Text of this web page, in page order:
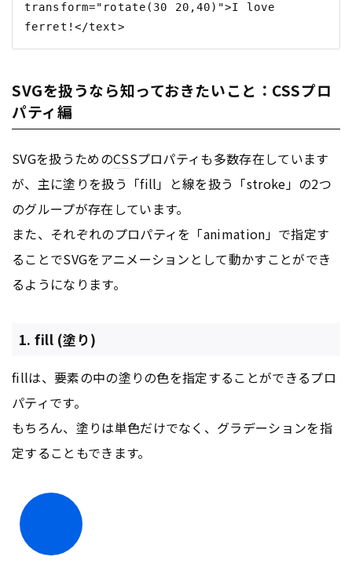
transform="rotate(30 20,40)">I love
SVGを扱うなら知っておきたいこと：CSSプロ
パティ編
SVGを扱うためのCSSプロパティも多数存在しています
が、主に塗りを扱う「fill」と線を扱う「stroke」の2つ
のグループが存在しています。
また、それぞれのプロパティを「animation」で指定す
ることでSVGをアニメーションとして動かすことができ
るようになります。
1. fill (塗り)
fillは、要素の中の塗りの色を指定することができるプロ
パティです。
もちろん、塗りは単色だけでなく、グラデーションを指
定することもできます。